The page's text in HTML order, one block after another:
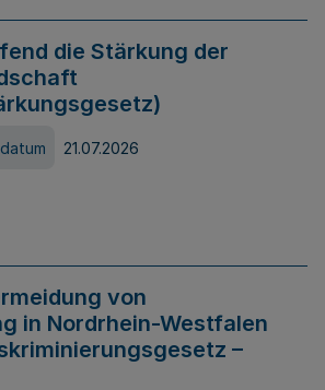
die Stärkung der
21.07.2026
von
in Nordrhein-Westfalen
–